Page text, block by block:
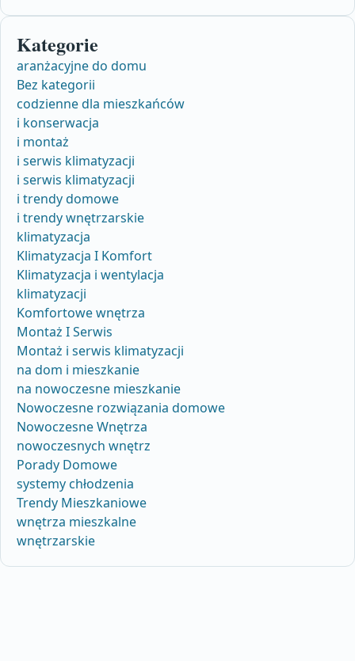
Kategorie
aranżacyjne do domu
Bez kategorii
codzienne dla mieszkańców
i konserwacja
i montaż
i serwis klimatyzacji
i serwis klimatyzacji
i trendy domowe
i trendy wnętrzarskie
klimatyzacja
Klimatyzacja I Komfort
Klimatyzacja i wentylacja
klimatyzacji
Komfortowe wnętrza
Montaż I Serwis
Montaż i serwis klimatyzacji
na dom i mieszkanie
na nowoczesne mieszkanie
Nowoczesne rozwiązania domowe
Nowoczesne Wnętrza
nowoczesnych wnętrz
Porady Domowe
systemy chłodzenia
Trendy Mieszkaniowe
wnętrza mieszkalne
wnętrzarskie